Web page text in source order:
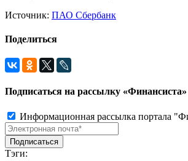
Источник: ПАО Сбербанк
Поделиться
Подписаться на рассылку «Финансиста»
Информационная рассылка портала
Тэги: